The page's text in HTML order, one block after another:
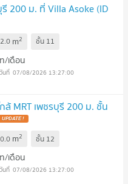
200 ม. ที่ Villa Asoke (ID
m2 ชั้น 11
/เดือน
07/08/2026 13:27:00
MRT เพชรบุรี 200 ม. ชั้น
UPDATE !
m2 ชั้น 12
/เดือน
07/08/2026 13:27:00